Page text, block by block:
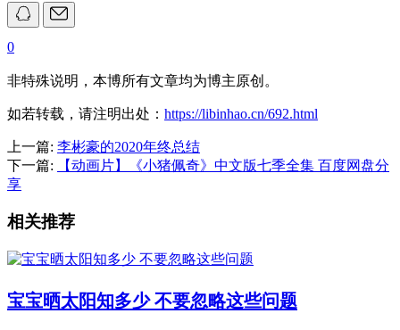
0
非特殊说明，本博所有文章均为博主原创。
如若转载，请注明出处： https://libinhao.cn/692.html
上一篇: 李彬豪的2020年终总结
下一篇:
【动画片】《小猪佩奇》中文版七季全集 百度网盘分
享
相关推荐
宝宝晒太阳知多少 不要忽略这些问题